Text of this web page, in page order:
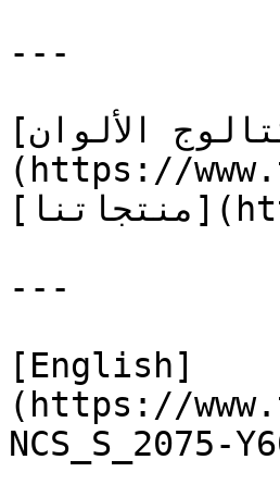
---
[كتالوج الألوان]
(https://
[منتجاتنا](https://www.timepaints.com/ar/products)
---
[English]
(https://
NCS_S_2075-